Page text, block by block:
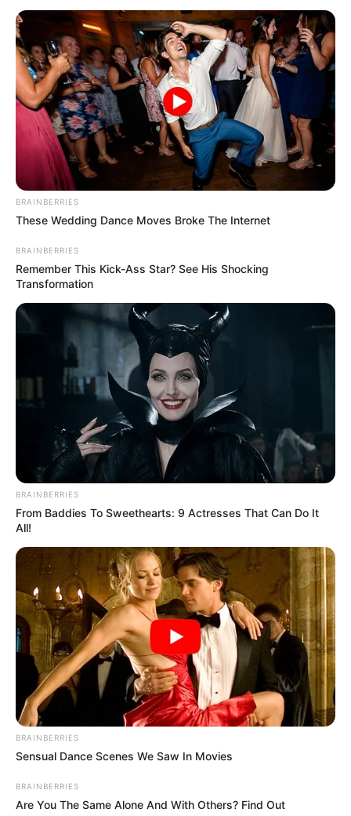
BRAINBERRIES
These Wedding Dance Moves Broke The Internet
BRAINBERRIES
Remember This Kick-Ass Star? See His Shocking
Transformation
BRAINBERRIES
From Baddies To Sweethearts: 9 Actresses That Can Do It
All!
BRAINBERRIES
Sensual Dance Scenes We Saw In Movies
BRAINBERRIES
Are You The Same Alone And With Others? Find Out